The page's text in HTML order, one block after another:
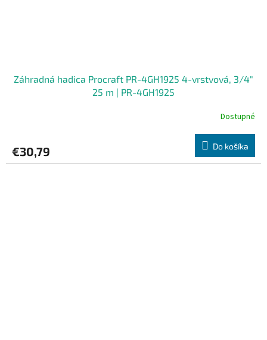
Záhradná hadica Procraft PR-4GH1925 4-vrstvová, 3/4"
25 m | PR-4GH1925
Dostupné
€30,79 Do košíka